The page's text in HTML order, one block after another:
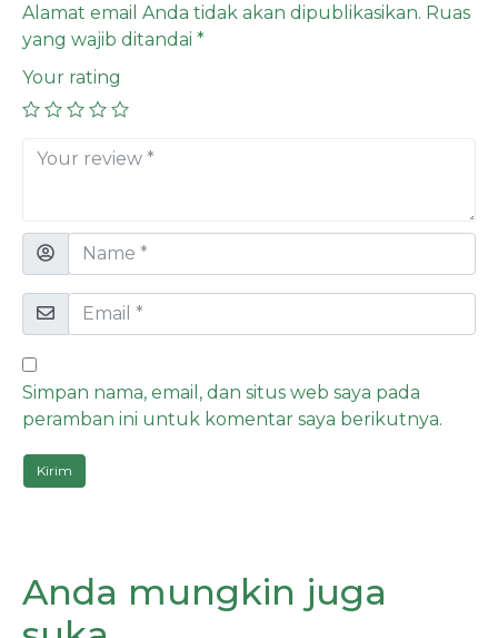
Alamat email Anda tidak akan dipublikasikan. Ruas
yang wajib ditandai *
Your rating
Simpan nama, email, dan situs web saya pada
peramban ini untuk komentar saya berikutnya.
Anda mungkin juga